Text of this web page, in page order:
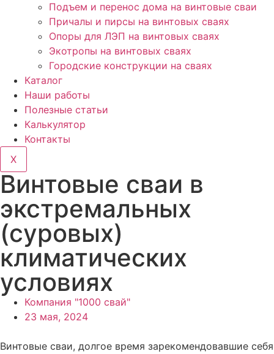
Подъем и перенос дома на винтовые сваи
Причалы и пирсы на винтовых сваях
Опоры для ЛЭП на винтовых сваях
Экотропы на винтовых сваях
Городские конструкции на сваях
Каталог
Наши работы
Полезные статьи
Калькулятор
Контакты
X
Винтовые сваи в
экстремальных
(суровых)
климатических
условиях
Компания "1000 свай"
23 мая, 2024
Винтовые сваи, долгое время зарекомендовавшие себя